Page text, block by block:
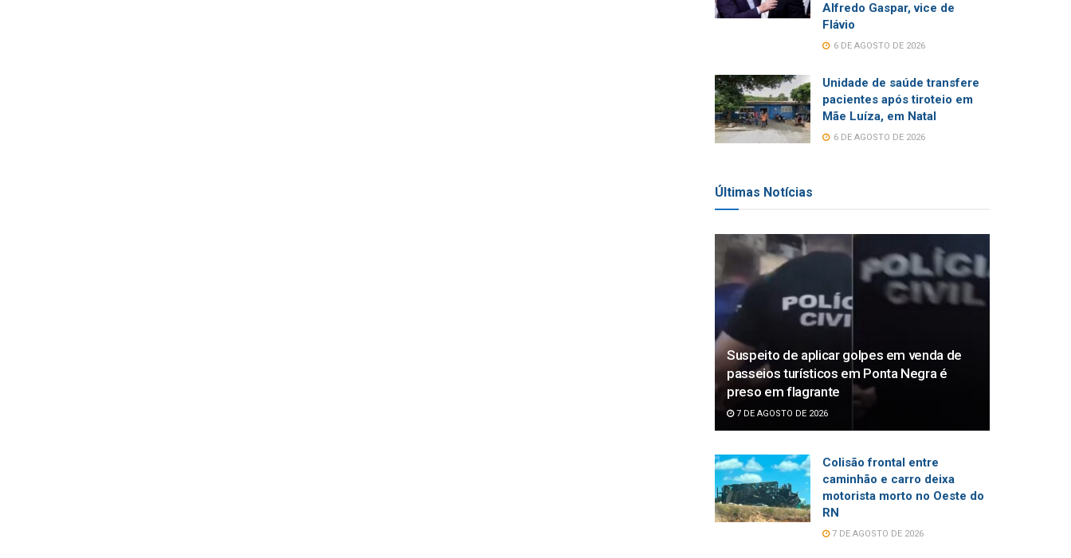
Alfredo Gaspar, vice de
Flávio
6 DE AGOSTO DE 2026
Unidade de saúde transfere
pacientes após tiroteio em
Mãe Luíza, em Natal
6 DE AGOSTO DE 2026
Últimas Notícias
Suspeito de aplicar golpes em venda de
passeios turísticos em Ponta Negra é
preso em flagrante
7 DE AGOSTO DE 2026
Colisão frontal entre
caminhão e carro deixa
motorista morto no Oeste do
RN
7 DE AGOSTO DE 2026